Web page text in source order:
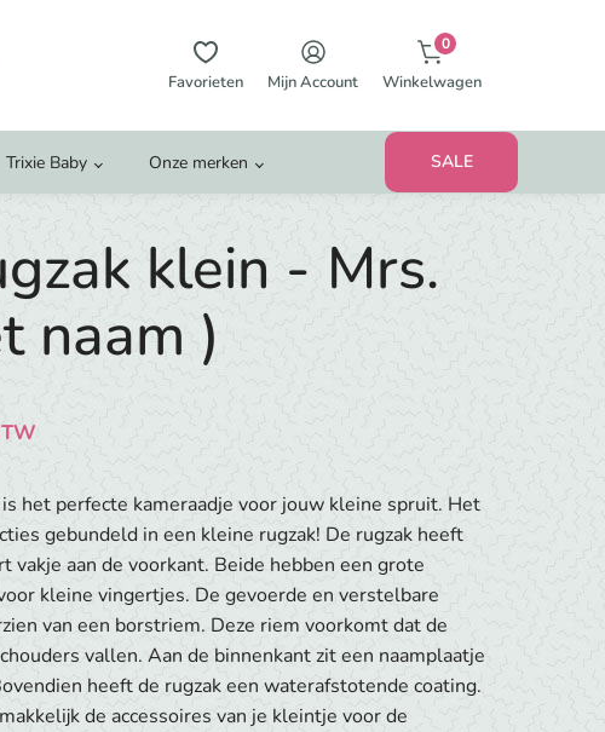
Favorieten Mijn Account
0
Winkelwagen
Trixie Baby Onze merken SALE
klein - Mrs.
naam )
het perfecte kameraadje voor jouw kleine spruit. Het
gebundeld in een kleine rugzak! De rugzak heeft
vakje aan de voorkant. Beide hebben een grote
kleine vingertjes. De gevoerde en verstelbare
van een borstriem. Deze riem voorkomt dat de
vallen. Aan de binnenkant zit een naamplaatje
heeft de rugzak een waterafstotende coating.
de accessoires van je kleintje voor de